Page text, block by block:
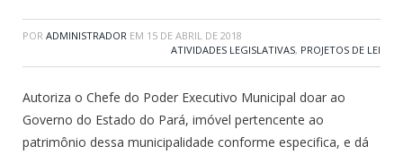
POR ADMINISTRADOR EM 15 DE ABRIL DE 2018
ATIVIDADES LEGISLATIVAS, PROJETOS DE LEI
Autoriza o Chefe do Poder Executivo Municipal doar ao
Governo do Estado do Pará, imóvel pertencente ao
patrimônio dessa municipalidade conforme especifica, e dá